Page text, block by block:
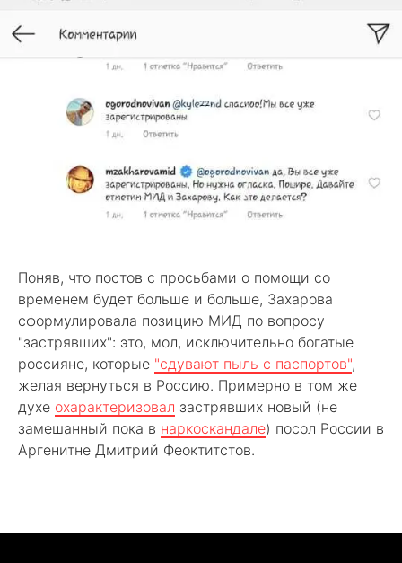
Поняв, что постов с просьбами о помощи со
временем будет больше и больше, Захарова
сформулировала позицию МИД по вопросу
"застрявших": это, мол, исключительно богатые
россияне, которые "сдувают пыль с паспортов",
желая вернуться в Россию. Примерно в том же
духе охарактеризовал застрявших новый (не
замешанный пока в наркоскандале) посол России в
Аргенитне Дмитрий Феоктитстов.